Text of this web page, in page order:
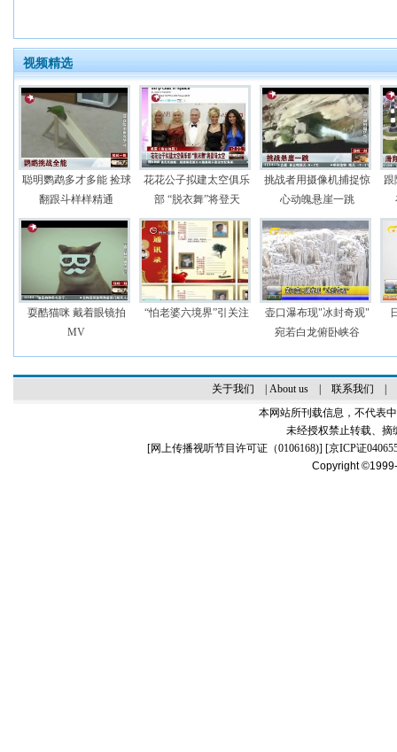
视频精选
聪明鹦鹉多才多能 捡球
翻跟斗样样精通
花花公子拟建太空俱乐
部 “脱衣舞”将登天
挑战者用摄像机捕捉惊
心动魄悬崖一跳
跟
耍酷猫咪 戴着眼镜拍
MV
“怕老婆六境界”引关注
壶口瀑布现"冰封奇观"
宛若白龙俯卧峡谷
关于我们 About us| 联系我们
本网站所刊载信息，不代表
未经授权禁止转载、摘
[网上传播视听节目许可证（0106168)] [京ICP证
Copyright